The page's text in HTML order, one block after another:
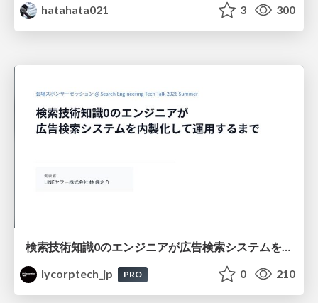
hatahata021
3 300
検索技術知識0のエンジニアが広告検索システムを内製化して運用するまで
lycorptech_jp
PRO 0 210